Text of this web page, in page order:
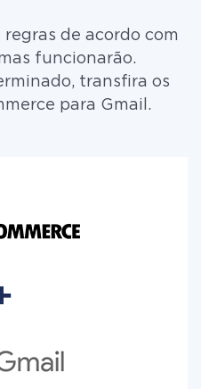
de acordo com
funcionarão.
transfira os
para Gmail.